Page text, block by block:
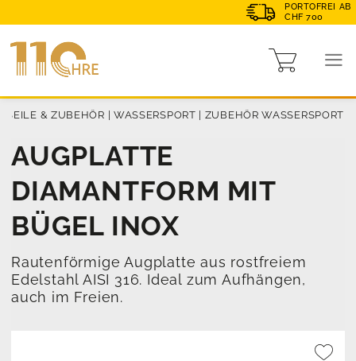
PORTOFREI AB
CHF 700
SEILE & ZUBEHÖR | WASSERSPORT | ZUBEHÖR WASSERSPORT
AUGPLATTE
DIAMANTFORM MIT
BÜGEL INOX
Rautenförmige Augplatte aus rostfreiem
Edelstahl AISI 316. Ideal zum Aufhängen,
auch im Freien.